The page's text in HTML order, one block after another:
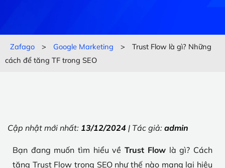
Zafago > Google Marketing >
Trust Flow là gì? Những
cách để tăng TF trong SEO
Cập nhật mới nhất: 13/12/2024 | Tác giả: admin
Bạn đang muốn tìm hiểu vềTrust Flowlà gì? Cách
tăng Trust Flow trong SEO như thế nào mang lại hiệu